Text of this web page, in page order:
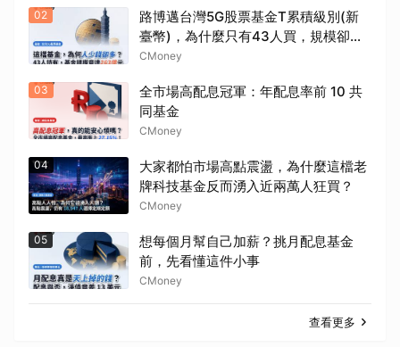
02
路博邁台灣5G股票基金T累積級別(新
臺幣)，為什麼只有43人買，規模卻高
達263億？
CMoney
03
全市場高配息冠軍：年配息率前 10 共
同基金
CMoney
04
大家都怕市場高點震盪，為什麼這檔老
牌科技基金反而湧入近兩萬人狂買？
CMoney
05
想每個月幫自己加薪？挑月配息基金
前，先看懂這件小事
CMoney
查看更多